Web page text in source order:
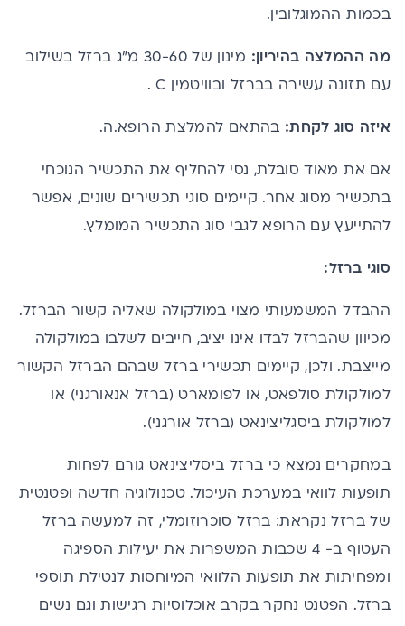
בכמות ההמוגלובין.
מה ההמלצה בהיריון:
מינון של 30-60 מ"ג ברזל בשילוב
עם תזונה עשירה בברזל ובוויטמין C .
איזה סוג לקחת: בהתאם להמלצת הרופא.ה.
אם את מאוד סובלת, נסי להחליף את התכשיר הנוכחי
בתכשיר מסוג אחר. קיימים סוגי תכשירים שונים, אפשר
להתייעץ עם הרופא לגבי סוג התכשיר המומלץ.
סוגי ברזל:
ההבדל המשמעותי מצוי במולקולה שאליה קשור הברזל.
מכיוון שהברזל לבדו אינו יציב, חייבים לשלבו במולקולה
מייצבת. ולכן, קיימים תכשירי ברזל שבהם הברזל הקשור
למולקולת סולפאט, או לפומארט (ברזל אנאורגני) או
למולקולת ביסגליצינאט (ברזל אורגני).
במחקרים נמצא כי ברזל ביסליצינאט גורם לפחות
תופעות לוואי במערכת העיכול. טכנולוגיה חדשה ופטנטית
של ברזל נקראת: ברזל סוכרוזומלי, זה למעשה ברזל
העטוף ב- 4 שכבות המשפרות את יעילות הספיגה
ומפחיתות את תופעות הלוואי המיוחסות לנטילת תוספי
ברזל. הפטנט נחקר בקרב אוכלוסיות רגישות וגם נשים